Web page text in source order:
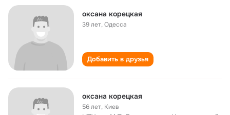
оксана корецкая
39 лет,Одесса
Добавить в друзья
оксана корецкая
56 лет, Киев